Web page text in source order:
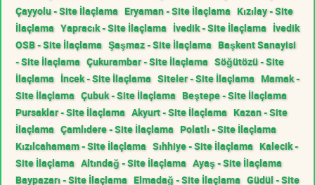
Çayyolu - Site İlaçlama Eryaman - Site İlaçlama Kızılay - Site
İlaçlama Yapracık - Site İlaçlama İvedik - Site İlaçlama İvedik
OSB - Site İlaçlama Şaşmaz - Site İlaçlama Başkent Sanayisi
- Site İlaçlama Çukurambar - Site İlaçlama Söğütözü - Site
İlaçlama İncek - Site İlaçlama Siteler - Site İlaçlama Mamak -
Site İlaçlama Çubuk - Site İlaçlama Beştepe - Site İlaçlama
Pursaklar - Site İlaçlama Akyurt - Site İlaçlama Kazan - Site
İlaçlama Çamlıdere - Site İlaçlama Polatlı - Site İlaçlama
Kızılcahamam - Site İlaçlama Sıhhiye - Site İlaçlama Kalecik -
Site İlaçlama Altındağ - Site İlaçlama Ayaş - Site İlaçlama
Baypazarı - Site İlaçlama Elmadağ - Site İlaçlama Güdül - Site